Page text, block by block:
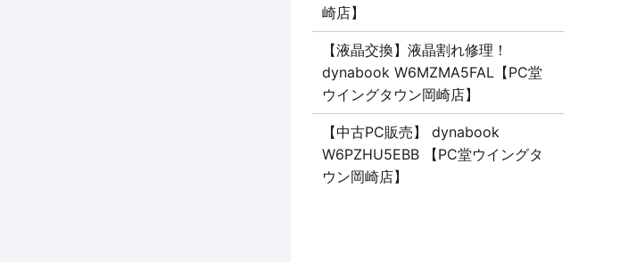
崎店】
【液晶交換】液晶割れ修理！
dynabook W6MZMA5FAL【PC堂
ウイングタウン岡崎店】
【中古PC販売】 dynabook
W6PZHU5EBB 【PC堂ウイングタ
ウン岡崎店】